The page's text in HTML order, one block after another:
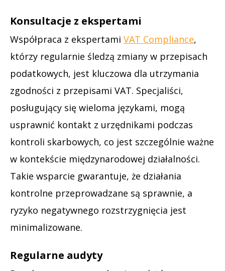
Konsultacje z ekspertami
Współpraca z ekspertami VAT Compliance,
którzy regularnie śledzą zmiany w przepisach
podatkowych, jest kluczowa dla utrzymania
zgodności z przepisami VAT. Specjaliści,
posługujący się wieloma językami, mogą
usprawnić kontakt z urzędnikami podczas
kontroli skarbowych, co jest szczególnie ważne
w kontekście międzynarodowej działalności.
Takie wsparcie gwarantuje, że działania
kontrolne przeprowadzane są sprawnie, a
ryzyko negatywnego rozstrzygnięcia jest
minimalizowane.
Regularne audyty